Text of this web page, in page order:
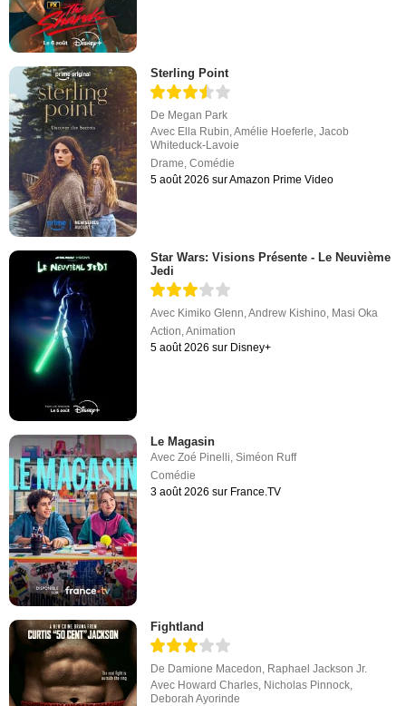
Sterling Point
De Megan Park
Avec Ella Rubin ,Amélie Hoeferle ,Jacob
Whiteduck-Lavoie
Drame ,Comédie
5 août 2026 sur Amazon Prime Video
Star Wars: Visions Présente - Le Neuvième
Jedi
Avec Kimiko Glenn,Andrew Kishino, Masi Oka
Action,Animation
5 août 2026 sur Disney+
Le Magasin
AvecZoé Pinelli,Siméon Ruff
Comédie
3 août 2026 sur France.TV
Fightland
De Damione Macedon Raphael Jackson Jr.
Avec Howard Charles Nicholas Pinnock
Deborah Ayorinde